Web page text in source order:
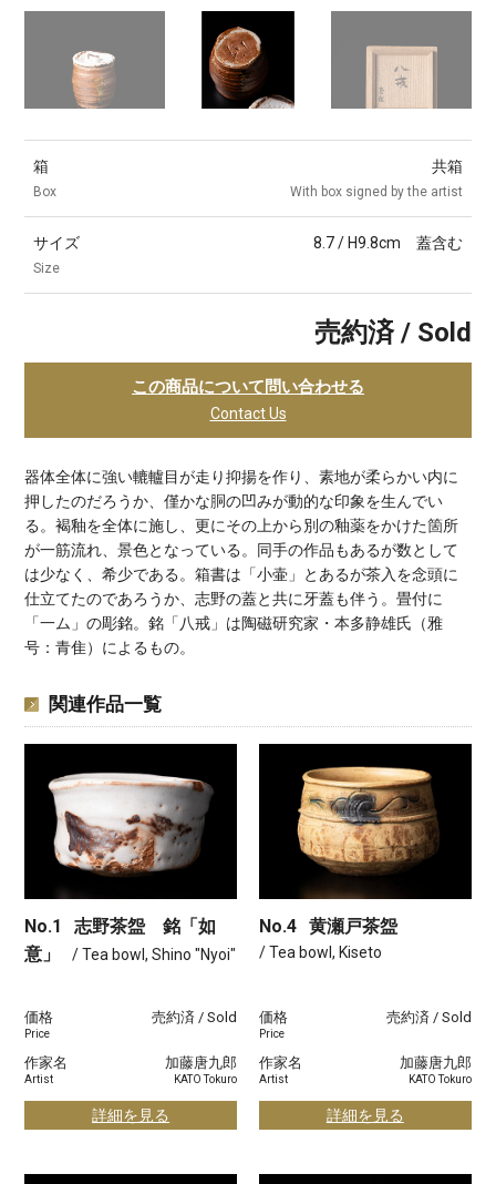
箱
Box
共箱
With box signed by the artist
サイズ
Size
8.7 / H9.8cm 蓋含む
売約済 / Sold
この商品について問い合わせる
Contact Us
器体全体に強い轆轤目が走り抑揚を作り、素地が柔らかい内に
押したのだろうか、僅かな胴の凹みが動的な印象を生んでい
る。褐釉を全体に施し、更にその上から別の釉薬をかけた箇所
が一筋流れ、景色となっている。同手の作品もあるが数として
は少なく、希少である。箱書は「小壷」とあるが茶入を念頭に
仕立てたのであろうか、志野の蓋と共に牙蓋も伴う。畳付に
「一ム」の彫銘。銘「八戒」は陶磁研究家・本多静雄氏（雅
号：青隹）によるもの。
関連作品一覧
No.1
志野茶盌 銘「如
意」
/ Tea bowl, Shino "Nyoi"
価格
Price
売約済 / Sold
作家名
Artist
加藤唐九郎
KATO Tokuro
詳細を見る
No.4 黄瀬戸茶盌
/ Tea bowl, Kiseto
価格
Price
売約済 / Sold
作家名
Artist
加藤唐九郎
KATO Tokuro
詳細を見る